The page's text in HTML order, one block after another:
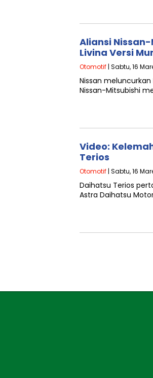
Aliansi
Livina Versi
Otomotif | Sabtu, 16
Nissan meluncurkan
Nissan-Mitsubishi
Video:
Terios
Otomotif | Sabtu, 16
Daihatsu Terios
Astra Daihatsu